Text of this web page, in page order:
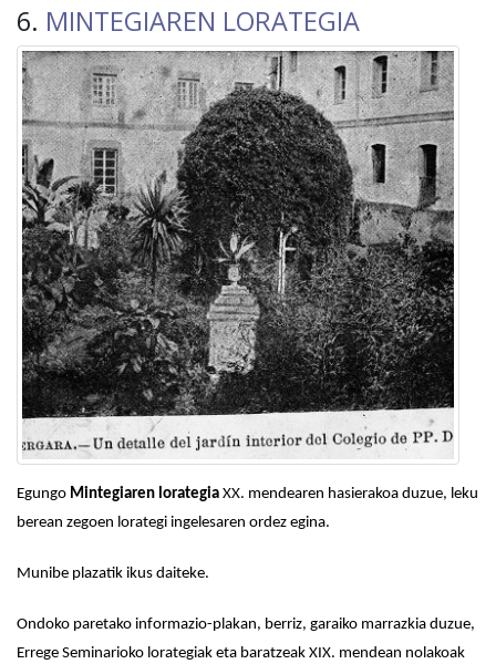
6. MINTEGIAREN LORATEGIA
Egungo Mintegiaren lorategia XX. mendearen hasierakoa duzue, leku
berean zegoen lorategi ingelesaren ordez egina.
Munibe plazatik ikus daiteke.
Ondoko paretako informazio-plakan, berriz, garaiko marrazkia duzue,
Errege Seminarioko lorategiak eta baratzeak XIX. mendean nolakoak